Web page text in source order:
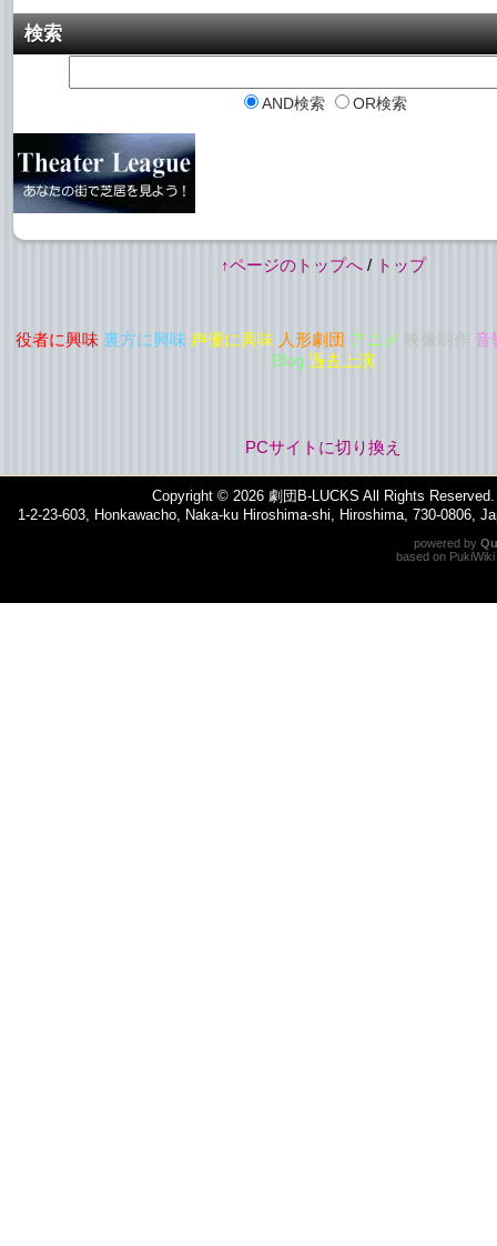
検索
AND検索 OR検索
↑ページのトップへ/ トップ
役者に興味 裏方に興味 声優に興味 人形劇団 アニメ 映像制作 音
Blog 過去上演
PCサイトに切り換え
Copyright © 2026 劇団B-LUCKS All Rights Reserved.
1-2-23-603, Honkawacho, Naka-ku Hiroshima-shi, Hiroshima, 730-0806,
powered by
based on PukiWiki